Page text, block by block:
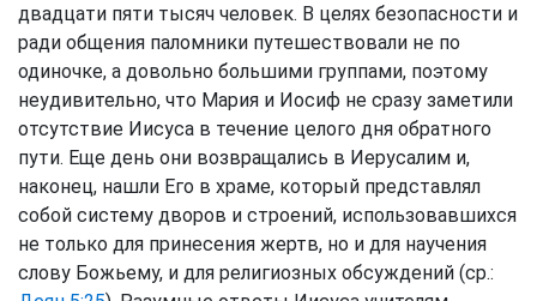
двадцати пяти тысяч человек. В целях безопасности и
ради общения паломники путешествовали не по
одиночке, а довольно большими группами, поэтому
неудивительно, что Мария и Иосиф не сразу заметили
отсутствие Иисуса в течение целого дня обратного
пути. Еще день они возвращались в Иерусалим и,
наконец, нашли Его в храме, который представлял
собой систему дворов и строений, использовавшихся
не только для принесения жертв, но и для научения
слову Божьему, и для религиозных обсуждений (ср.: